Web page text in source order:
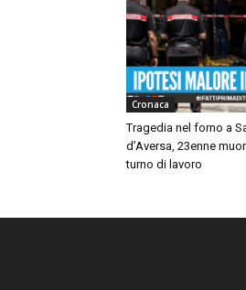
Cronaca
Tragedia nel forno a
d’Aversa, 23enne
turno di lavoro